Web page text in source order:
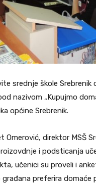
srednje škole
nazivom „Kupujmo
općine Srebrenik.
Omerović, direktor MSŠ
i podsticanja
učenici su proveli i
preferira domaće